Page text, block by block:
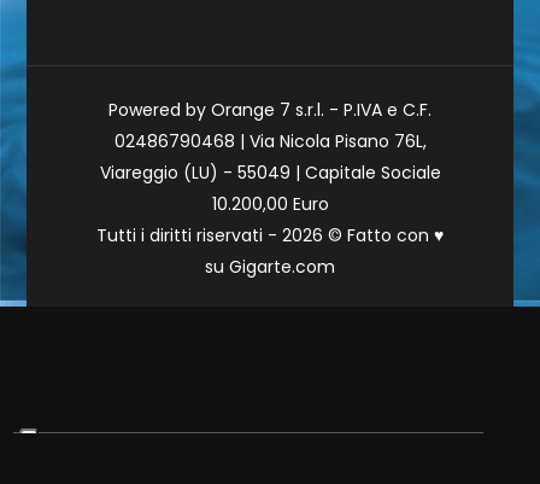
Powered by Orange 7 s.r.l. - P.IVA e C.F.
02486790468 | Via Nicola Pisano 76L,
Viareggio (LU) - 55049 | Capitale Sociale
10.200,00 Euro
Tutti i diritti riservati - 2026 © Fatto con ♥
su Gigarte.com